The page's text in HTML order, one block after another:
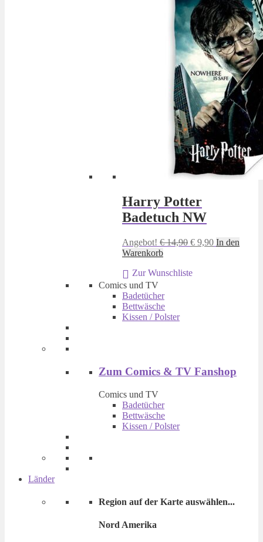
Harry Potter
Badetuch NW
Angebot! €14,90 Ursprünglicher
€ 14,90
€ 9,90Aktueller
In den
Warenkorb
Zur Wunschliste
Comics und TV
Badetücher
Bettwäsche
Kissen / Polster
Zum Comics & TV Fanshop
Comics und TV
Badetücher
Bettwäsche
Kissen / Polster
Länder
Region auf der Karte auswählen...
Nord Amerika